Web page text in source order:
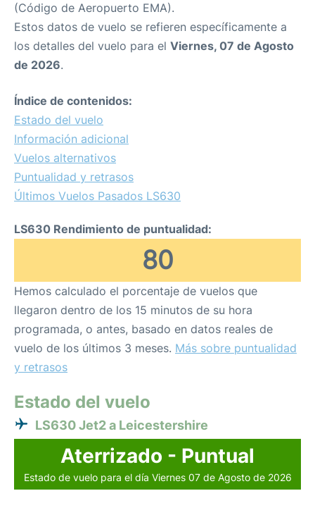
(Código de Aeropuerto EMA).
Estos datos de vuelo se refieren específicamente a
los detalles del vuelo para el Viernes, 07 de Agosto
de 2026.
Índice de contenidos:
Estado del vuelo
Información adicional
Vuelos alternativos
Puntualidad y retrasos
Últimos Vuelos Pasados LS630
LS630 Rendimiento de puntualidad:
80
Hemos calculado el porcentaje de vuelos que
llegaron dentro de los 15 minutos de su hora
programada, o antes, basado en datos reales de
vuelo de los últimos 3 meses. Más sobre puntualidad
y retrasos
Estado del vuelo
LS630 Jet2 a Leicestershire
Aterrizado - Puntual
Estado de vuelo para el día Viernes 07 de Agosto de 2026